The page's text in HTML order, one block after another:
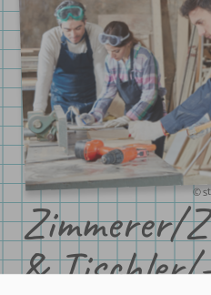
©
Zimmerer/
&